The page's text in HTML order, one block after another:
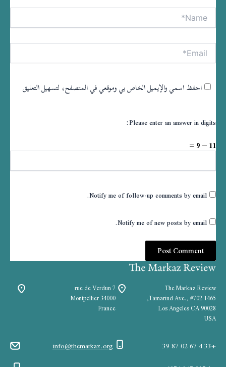
Name*
Email*
احفظ اسمي والإيميل الخاص بي وموقعي في المتصفح، لتسهيل التعليق
Please enter an answer in digits:
11 − 9 =
Notify me of follow-up comments by email.
Notify me of new posts by email.
The Markaz Review
1465 Tamarind Ave., #702,
Los Angeles CA 90028
USA
7 rue de Verdun
34000 Montpellier
France
info@themarkaz.org
+33 4 67 02 87 39